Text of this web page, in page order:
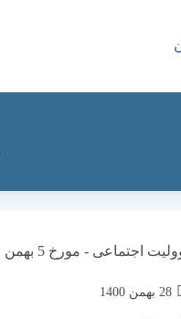
نوشته
28 بهمن 1400